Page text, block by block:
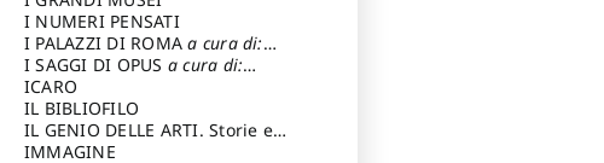
I NUMERI PENSATI
I PALAZZI DI ROMAa cura di:
Ippoliti Alessandro
I SAGGI DI OPUS a cura di:
Scalesse Tommaso
ICARO
IL BIBLIOFILO
IL GENIO DELLE ARTI. Storie e
interpretazione
IMMAGINE